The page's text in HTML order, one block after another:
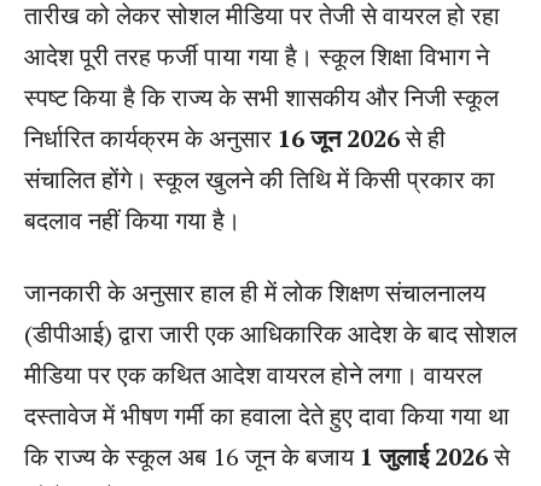
तारीख को लेकर सोशल मीडिया पर तेजी से वायरल हो रहा
आदेश पूरी तरह फर्जी पाया गया है। स्कूल शिक्षा विभाग ने
स्पष्ट किया है कि राज्य के सभी शासकीय और निजी स्कूल
निर्धारित कार्यक्रम के अनुसार 16 जून 2026से ही
संचालित होंगे। स्कूल खुलने की तिथि में किसी प्रकार का
बदलाव नहीं किया गया है।
जानकारी के अनुसार हाल ही में लोक शिक्षण संचालनालय
(डीपीआई) द्वारा जारी एक आधिकारिक आदेश के बाद सोशल
मीडिया पर एक कथित आदेश वायरल होने लगा। वायरल
दस्तावेज में भीषण गर्मी का हवाला देते हुए दावा किया गया था
कि राज्य के स्कूल अब 16 जून के बजाय1 जुलाई 2026से